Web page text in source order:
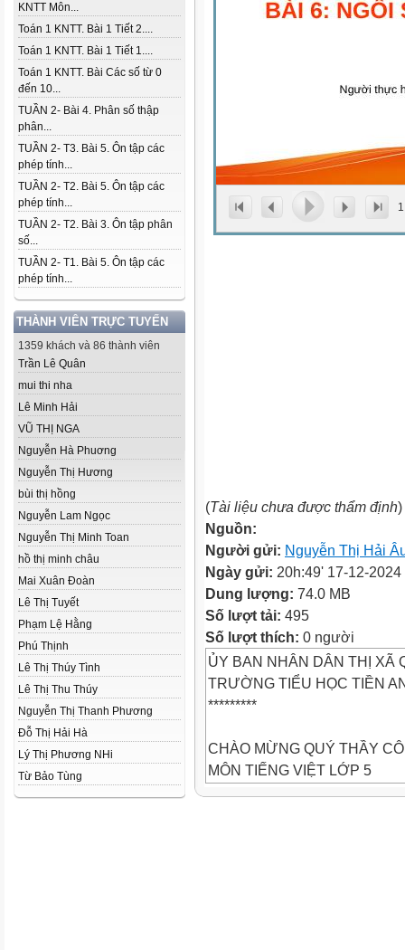
KNTT Môn...
Toán 1 KNTT. Bài 1 Tiết 2....
Toán 1 KNTT. Bài 1 Tiết 1....
Toán 1 KNTT. Bài Các số từ 0
đến 10...
TUẦN 2- Bài 4. Phân số thập
phân...
TUẦN 2- T3. Bài 5. Ôn tập các
phép tính...
TUẦN 2- T2. Bài 5. Ôn tập các
phép tính...
TUẦN 2- T2. Bài 3. Ôn tập phân
số...
TUẦN 2- T1. Bài 5. Ôn tập các
phép tính...
THÀNH VIÊN TRỰC TUYẾN
1359 khách và 86 thành viên
Trần Lê Quân
mui thi nha
Lê Minh Hải
VŨ THỊ NGA
Nguyễn Hà Phuơng
Nguyễn Thị Hương
bùi thị hồng
Nguyễn Lam Ngọc
Nguyễn Thị Minh Toan
hồ thị minh châu
Mai Xuân Đoàn
Lê Thị Tuyết
Phạm Lệ Hằng
Phú Thịnh
Lê Thị Thúy Tình
Lê Thị Thu Thúy
Nguyễn Thị Thanh Phương
Đỗ Thị Hải Hà
Lý Thị Phương NHi
Từ Bảo Tùng
1
(Tài liệu chưa được thẩm định)
Nguồn:
Người gửi: Nguyễn Thị Hải
Ngày gửi: 20h:49' 17-12-2024
Dung lượng: 74.0 MB
Số lượt tải: 495
Số lượt thích: 0 người
ỦY BAN NHÂN DÂN THỊ XÃ
TRƯỜNG TIỂU HỌC TIỀN
*********
CHÀO MỪNG QUÝ THẦY
MÔN TIẾNG VIỆT LỚP 5